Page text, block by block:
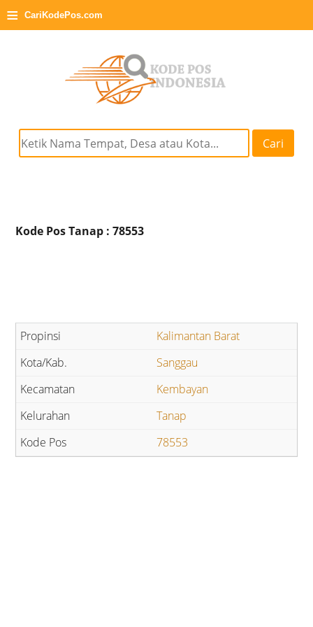
≡ CariKodePos.com
Cari
Kode Pos Tanap : 78553
Kalimantan Barat
Sanggau
Kembayan
Tanap
78553